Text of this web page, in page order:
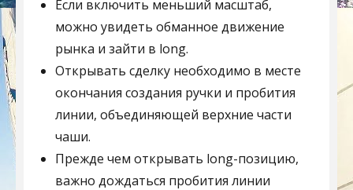
Если включить меньший масштаб,
можно увидеть обманное движение
рынка и зайти в long.
Открывать сделку необходимо в месте
окончания создания ручки и пробития
линии, объединяющей верхние части
чаши.
Прежде чем открывать long-позицию,
важно дождаться пробития линии